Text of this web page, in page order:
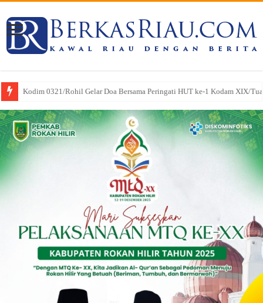
SRI WAHYULI Sukses Menangkan PK di Mahkamah Agung, Hukuman